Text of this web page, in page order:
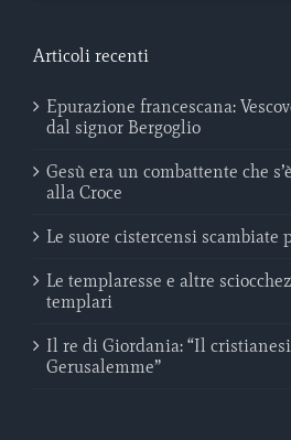
Articoli recenti
Epurazione francescana:
dal signor Bergoglio
Gesù era un combattente che
alla Croce
Le suore cistercensi scambiate
Le templaresse e altre
templari
Il re di Giordania: “Il
Gerusalemme”